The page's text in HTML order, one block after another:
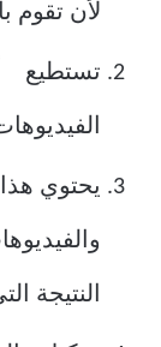
لأن تقوم
تستطيع
يحتوي
النتيجة